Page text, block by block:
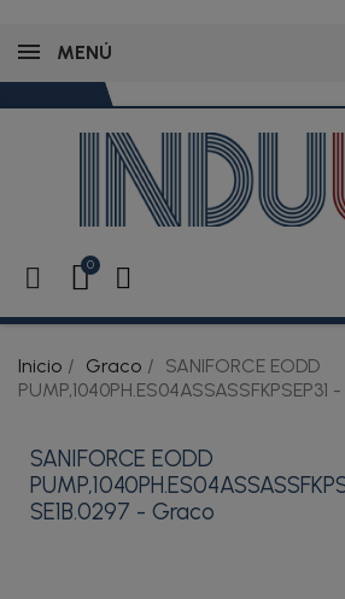
MENÚ
Inicio Graco
SANIFORCE EODD
SANIFORCE EODD
SE1B.0297 - Graco